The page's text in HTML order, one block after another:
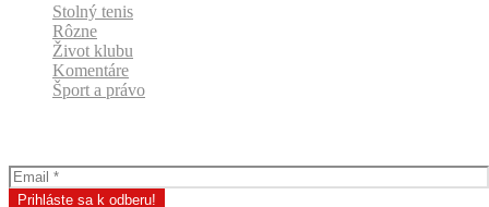
Stolný tenis
Rôzne
Život klubu
Komentáre
Šport a právo